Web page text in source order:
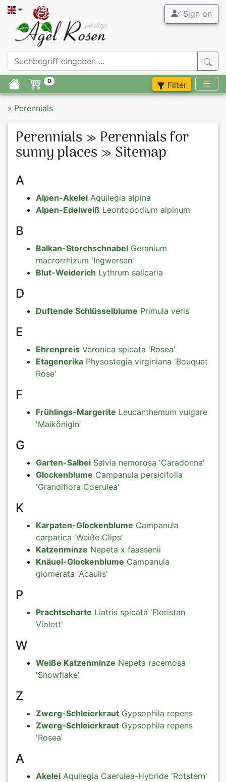
Sign on
0 Filter
» Perennials
Perennials » Perennials for
sunny places » Sitemap
A
Alpen-Akelei Aquilegia alpina
Alpen-Edelweiß Leontopodium alpinum
B
Balkan-Storchschnabel Geranium
macrorrhizum 'Ingwersen'
Blut-Weiderich Lythrum salicaria
D
Duftende Schlüsselblume Primula veris
E
Ehrenpreis Veronica spicata 'Rosea'
Etagenerika Physostegia virginiana 'Bouquet
Rose'
F
Frühlings-Margerite Leucanthemum vulgare
'Maikönigin'
G
Garten-Salbei Salvia nemorosa 'Caradonna'
Glockenblume Campanula persicifolia
'Grandiflora Coerulea'
K
Karpaten-Glockenblume Campanula
carpatica 'Weiße Clips'
Katzenminze Nepeta x faassenii
Knäuel-Glockenblume Campanula
glomerata 'Acaulis'
P
Prachtscharte Liatris spicata 'Floristan
Violett'
W
Weiße Katzenminze Nepeta racemosa
'Snowflake'
Z
Zwerg-Schleierkraut Gypsophila repens
Zwerg-Schleierkraut Gypsophila repens
'Rosea'
A
Akelei Aquilegia Caerulea-Hybride 'Rotstern'
Garden
Tree Roses
Accessory
Syringa